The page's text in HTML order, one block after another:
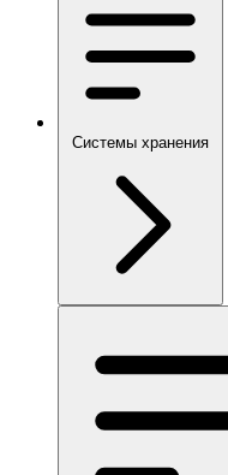
Системы хранения